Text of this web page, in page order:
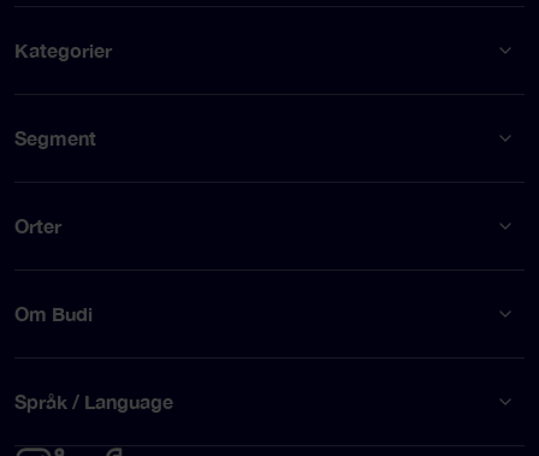
Kategorier
Segment
Orter
Om Budi
Språk / Language